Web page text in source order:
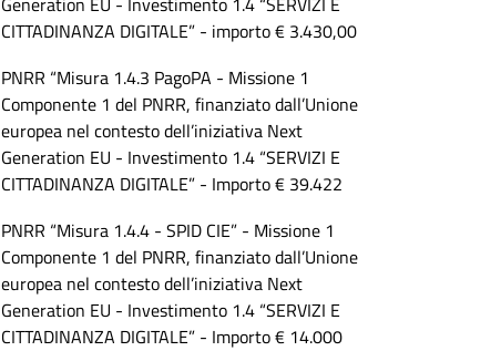
CITTADINANZA DIGITALE” - importo € 3.430,00
PNRR “Misura 1.4.3 PagoPA - Missione 1
Componente 1 del PNRR, finanziato dall’Unione
europea nel contesto dell’iniziativa Next
Generation EU - Investimento 1.4 “SERVIZI E
CITTADINANZA DIGITALE” - Importo € 39.422
PNRR “Misura 1.4.4 - SPID CIE” - Missione 1
Componente 1 del PNRR, finanziato dall’Unione
europea nel contesto dell’iniziativa Next
Generation EU - Investimento 1.4 “SERVIZI E
CITTADINANZA DIGITALE” - Importo € 14.000